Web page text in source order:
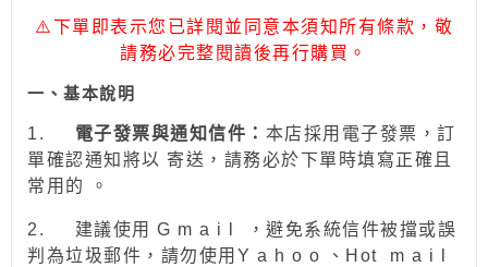
⚠下單即表示您已詳閱並同意本須知所有條款，敬
請務必完整閱讀後再行購買。
一、 基本說明
1. 電子發票與通知信件： 本店採用電子發票，訂
單確認通知將以 寄送，請務必於下單時填寫正確且
常用的 。
2.
建議使用 G m a i l ，避免系統信件被擋或誤
判為垃圾郵件，請勿使用Y a h o o 、Hot
m a i l